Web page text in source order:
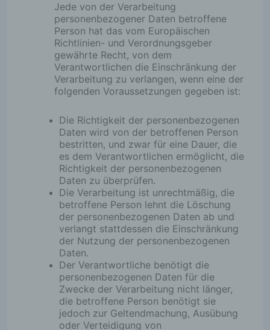
Jede von der Verarbeitung
personenbezogener Daten betroffene
Person hat das vom Europäischen
Richtlinien- und Verordnungsgeber
gewährte Recht, von dem
Verantwortlichen die Einschränkung der
Verarbeitung zu verlangen, wenn eine der
folgenden Voraussetzungen gegeben ist:
Die Richtigkeit der personenbezogenen
Daten wird von der betroffenen Person
bestritten, und zwar für eine Dauer, die
es dem Verantwortlichen ermöglicht, die
Richtigkeit der personenbezogenen
Daten zu überprüfen.
Die Verarbeitung ist unrechtmäßig, die
betroffene Person lehnt die Löschung
der personenbezogenen Daten ab und
verlangt stattdessen die Einschränkung
der Nutzung der personenbezogenen
Daten.
Der Verantwortliche benötigt die
personenbezogenen Daten für die
Zwecke der Verarbeitung nicht länger,
die betroffene Person benötigt sie
jedoch zur Geltendmachung, Ausübung
oder Verteidigung von
Kontaktmöglichkeit über die Internetseite
Die Internetseite enthält aufgrund von gesetzlichen
Angaben, die eine schnelle elektronische
eine allgemeine Adresse der sogenannten
Mail-Adresse) umfasst. Sofern eine betroffene Person
oder über ein Kontaktformular den Kontakt mit dem für
Verarbeitung Verantwortlichen aufnimmt, werden die
betroffenen Person übermittelten personenbezogenen
automatisch gespeichert. Solche auf freiwilliger Basis
betroffenen Person an den für die Verarbeitung
übermittelten personenbezogenen Daten werden für
Bearbeitung oder der Kontaktaufnahme zur
gespeichert. Es erfolgt keine Weitergabe dieser
personenbezogenen Daten an Dritte.
Routinemäßige Löschung und Sperrung von
personenbezogenen Daten